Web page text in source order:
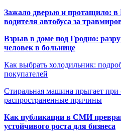
Зажало дверью и протащило: в
водителя автобуса за
Взрыв в доме под Гродно:
человек в больнице
Как выбрать холодильник:
покупателей
Стиральная машина прыгает
распространенные причины
Как публикации в СМИ
устойчивого роста для бизнеса